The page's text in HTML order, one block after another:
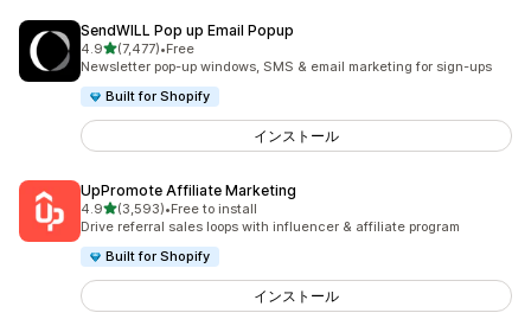
SendWILL Pop up Email Popup
4.95つ星中
(7,477)
合計レビュー数：7477件
•Free
Newsletter pop-up windows, SMS & email marketing for sign-ups
Built for Shopify
インストール
UpPromote Affiliate Marketing
4.95つ星中
(3,593)
合計レビュー数：3593件
•Free to install
Drive referral sales loops with influencer & affiliate program
Built for Shopify
インストール